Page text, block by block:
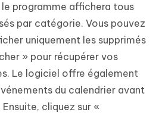
le programme affichera tous
par catégorie. Vous pouvez
uniquement les supprimés
» pour récupérer vos
Le logiciel offre également
du calendrier avant
cliquez sur «